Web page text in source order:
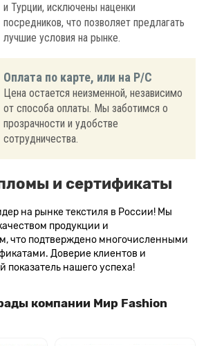
и Турции, исключены наценки
посредников, что позволяет предлагать
лучшие условия на рынке.
Оплата по карте, или на Р/С
Цена остается неизменной, независимо
от способа оплаты. Мы заботимся о
прозрачности и удобстве
сотрудничества.
и сертификаты
на рынке текстиля в России! Мы
продукции и
что подтверждено многочисленными
Доверие клиентов и
показатель нашего успеха!
компании Мир Fashion